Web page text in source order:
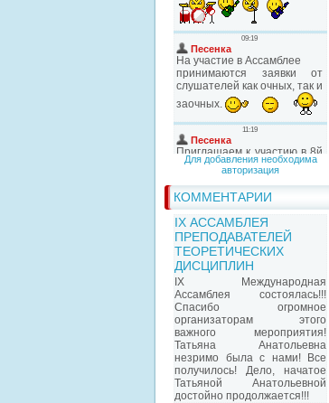
Для добавления необходима
авторизация
КОММЕНТАРИИ
IX АССАМБЛЕЯ
ПРЕПОДАВАТЕЛЕЙ
ТЕОРЕТИЧЕСКИХ
ДИСЦИПЛИН
IX Международная
Ассамблея состоялась!!!
Спасибо огромное
организаторам этого
важного мероприятия!
Татьяна Анатольевна
незримо была с нами! Все
получилось! Дело, начатое
Татьяной Анатольевной
достойно продолжается!!!